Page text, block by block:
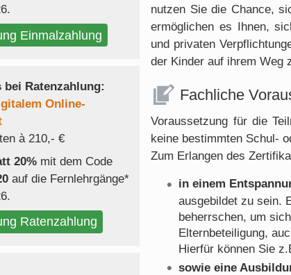
Einmalzahlung
bei Ratenzahlung:
Online-
à 210,- €
20%mit dem Code
auf die Fernlehrgänge*
Ratenzahlung
nutzen Sie die Chance,
ermöglichen es Ihnen,
und privaten
der Kinder auf ihrem Weg
Fachliche
Voraussetzung für die
keine bestimmten Schul-
Zum Erlangen des
in einem
ausgebildet zu sein.
beherrschen, um
Elternbeteiligung,
Hierfür können Sie
sowie eine